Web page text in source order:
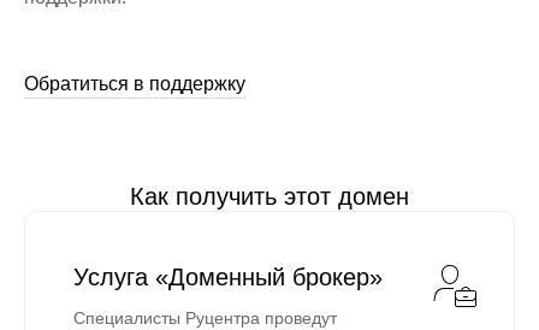
Обратиться в поддержку
Как получить этот домен
Услуга «Доменный брокер»
Специалисты Руцентра проведут